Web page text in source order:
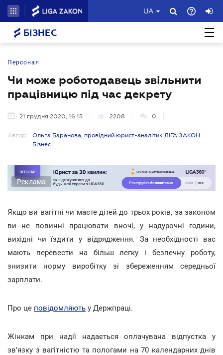
UA
БІЗНЕС
Персонал
Чи може роботодавець звільнити
працівницю під час декрету
21 грудня 2020, 16:15 2208 0
Автор:
Ольга Баранова, провідний юрист-аналітик ЛІГА:ЗАКОН
Бізнес
Реклама
Якщо ви вагітні чи маєте дітей до трьох років, за законом
ви не повинні працювати вночі, у надурочні години,
вихідні чи їздити у відрядження. За необхідності вас
мають перевести на більш легку і безпечну роботу,
знизити норму виробітку зі збереженням середньої
зарплати.
Про це повідомляють у Держпраці.
Жінкам при надії надається оплачувана відпустка у
зв'язку з вагітністю та пологами на 70 календарних днів